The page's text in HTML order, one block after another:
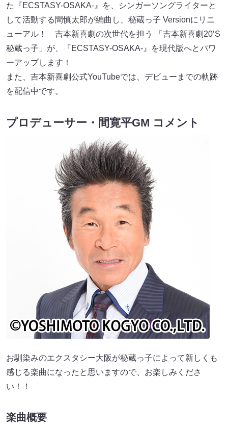
た『ECSTASY-OSAKA-』を、シンガーソングライターと
して活動する間慎太郎が編曲し、秘蔵っ子 Versionにリニ
ューアル！ 吉本新喜劇の次世代を担う 「吉本新喜劇20’S
秘蔵っ子」が、『ECSTASY-OSAKA-』を現代版へとパワ
ーアップします！
また、吉本新喜劇公式YouTubeでは、デビューまでの軌跡
を配信中です。
プロデューサー・間寛平GM コメント
お馴染みのエクスタシー大阪が秘蔵っ子によって新しくも
感じる楽曲になったと思いますので、お楽しみくださ
い！！
楽曲概要